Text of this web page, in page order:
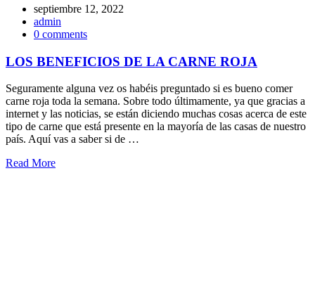
septiembre 12, 2022
admin
0 comments
LOS BENEFICIOS DE LA CARNE ROJA
Seguramente alguna vez os habéis preguntado si es bueno comer
carne roja toda la semana. Sobre todo últimamente, ya que gracias a
internet y las noticias, se están diciendo muchas cosas acerca de este
tipo de carne que está presente en la mayoría de las casas de nuestro
país. Aquí vas a saber si de …
Read More